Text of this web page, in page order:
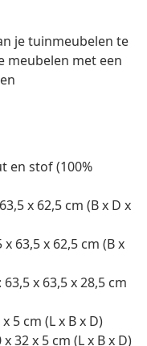
je tuinmeubelen te
meubelen met een
en stof (100%
x 62,5 cm (B x D x
63,5 x 62,5 cm (B x
x 63,5 x 28,5 cm
5 cm (L x B x D)
32 x 5 cm (L x B x D)